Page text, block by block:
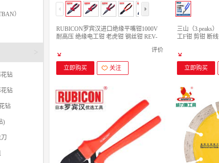
）
钻
钻
钻
)
RUBICON罗宾汉进口绝缘平嘴钳1000V
耐高压 绝缘电工钳 老虎钳 钢丝钳 REV-
评价
￥
立即购买
关注
三山（3.peaks
工F钳 剪钳 断
￥
立即购买